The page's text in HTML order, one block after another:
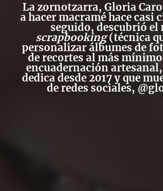
La zornotzarra, Gloria
a hacer macramé hace casi
seguido, descubrió el
scrapbooking(técnica
personalizar álbumes de
de recortes al más
encuadernación artesanal,
dedica desde 2017 y que
de redes sociales,